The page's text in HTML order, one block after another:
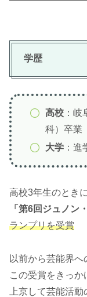
学歴
高校：岐
科）卒業
大学：進
高校3年生のときに
「第6回ジュノン
ランプリを受賞
以前から芸能界へ
この受賞をきっ
上京して芸能活